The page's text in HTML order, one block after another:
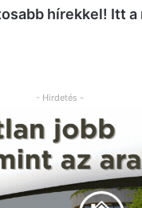
hírekkel! Itt a
- Hirdetés -